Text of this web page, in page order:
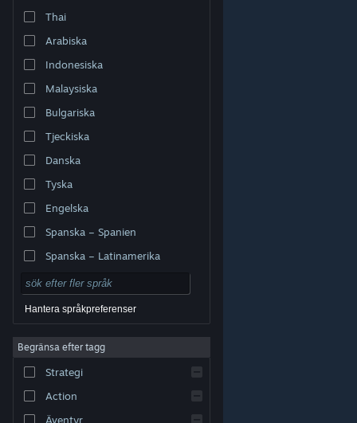
Se skrivbordswebbplats
varumärken tillhör respektive ägare i USA och andra
Tillgänglighet
Återbetalningar|
Thai
Arabiska
Indonesiska
Malaysiska
Bulgariska
Tjeckiska
Danska
Tyska
Engelska
Spanska – Spanien
Spanska – Latinamerika
Hantera språkpreferenser
Begränsa efter tagg
Strategi
Action
Äventyr